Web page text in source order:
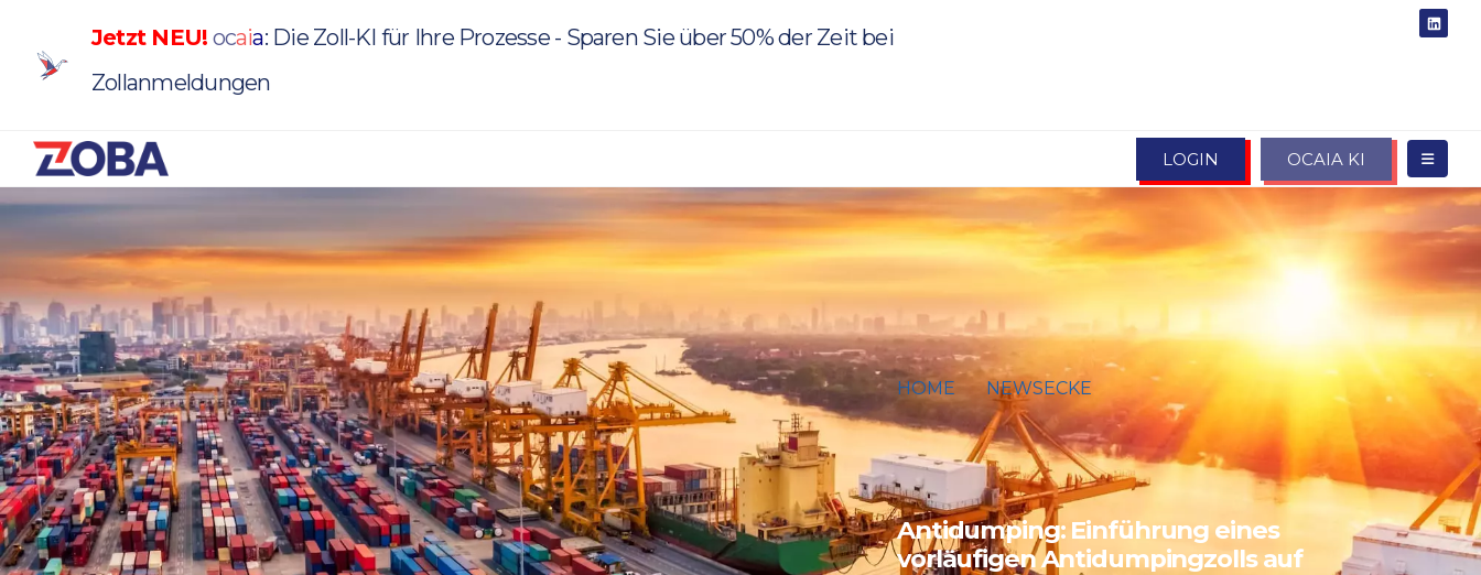
Jetzt NEU! ocaia: Die Zoll-KI für Ihre Prozesse - Sparen Sie über 50% der Zeit bei
Zollanmeldungen
LOGIN OCAIA KI
HOME
NEWSECKE
ANTIDUMPING: EINFÜHRUNG EINES
VORLÄUFIGEN ANTIDUMPINGZOLLS AUF DIE
EINFUHREN VON ADIPINSÄURE MIT
URSPRUNG IN DER VOLKSREPUBLIK CHINA
Antidumping: Einführung eines
vorläufigen Antidumpingzolls auf